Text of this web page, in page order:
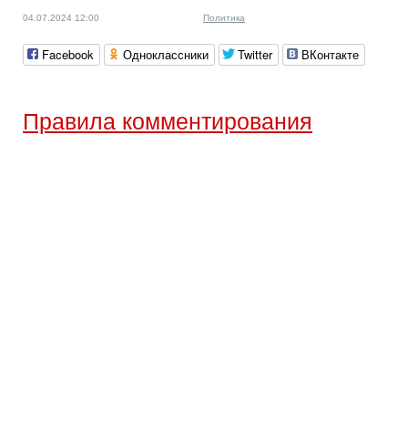
04.07.2024 12:00 Политика
Facebook Одноклассники Twitter ВКонтакте
Правила комментирования